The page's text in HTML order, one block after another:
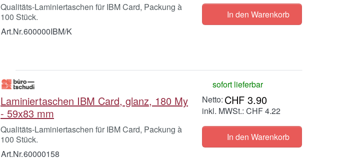
Qualitäts-Laminiertaschen für IBM Card, Packung à
100 Stück.
Art.Nr.600000IBM/K
In den Warenkorb
Laminiertaschen IBM Card, glanz, 180 My
- 59x83 mm
Qualitäts-Laminiertaschen für IBM Card, Packung à
100 Stück.
Art.Nr.60000158
sofort lieferbar
CHF 3.90
inkl. MWSt.: CHF 4.22
In den Warenkorb